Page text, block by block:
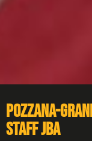
Pozzana-
Staff JBA